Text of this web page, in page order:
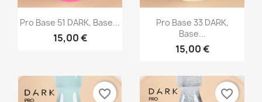
Vista rápida
Pro Base 51 DARK, Base...
15,00 €
 Vista rápida
Pro Base 33 DARK,
Base...
15,00 €
favorite_border favorite_border